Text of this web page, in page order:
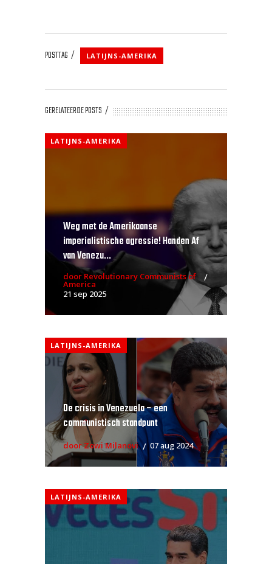
POSTTAG LATIJNS-AMERIKA
GERELATEERDE POSTS
LATIJNS-AMERIKA
Weg met de Amerikaanse
imperialistische agressie! Handen Af
van Venezu...
door Revolutionary Communists of
America
21 sep 2025
LATIJNS-AMERIKA
De crisis in Venezuela – een
communistisch standpunt
door Zowi Milanovi 07 aug 2024
LATIJNS-AMERIKA